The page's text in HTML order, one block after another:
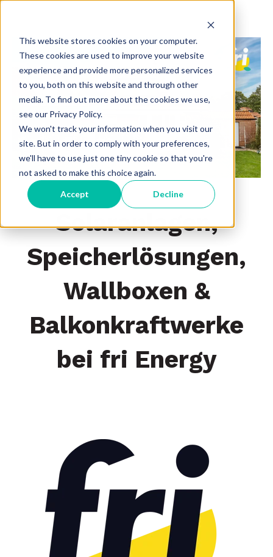
This website stores cookies on your computer.
These cookies are used to improve your website
experience and provide more personalized services
to you, both on this website and through other
media. To find out more about the cookies we use,
see our Privacy Policy.
We won't track your information when you visit our
site. But in order to comply with your preferences,
we'll have to use just one tiny cookie so that you're
not asked to make this choice again.
Accept Decline
Solaranlagen,
Speicherlösungen,
Wallboxen &
Balkonkraftwerke
bei fri Energy